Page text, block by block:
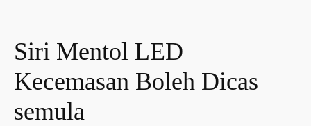
Siri Mentol LED
Kecemasan Boleh Dicas
semula